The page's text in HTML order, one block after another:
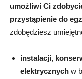
umożliwi Ci
przystąpienie do
zdobędziesz
instalacji,
elektrycznych w